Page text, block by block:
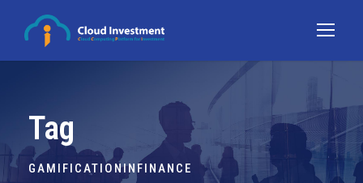
Tag
GAMIFICATIONINFINANCE